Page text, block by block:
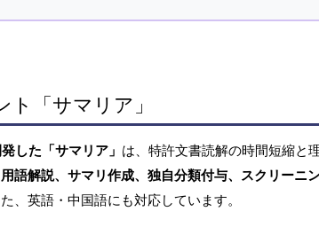
「サマリア」
した「サマリア」 は、特許文書読解の時間短縮と
用語解説、サマリ作成、独自分類付与、スクリーニ
、英語・中国語にも対応しています。